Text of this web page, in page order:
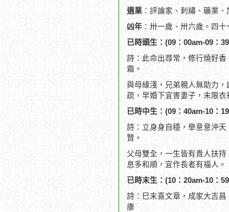
適業 ：評論家、刺繡、礦業
凶年 ：卅一歲、卅六歲。四
已時頭生：(09：00am-09：
詩：此命出尋常，修行燒好
霜。
與母緣淺，兄弟親人無助力
疏，早婚下宜害妻子，末限衣
已時中生：(09：40am-10：
詩：立身身自穩，舉意意沖
賢。
父母雙全，一生皆有貴人扶
息多和順，宜作長者有福人。
已時末生：(10：20am-10：
詩：巳末喜文章，成家大吉
康